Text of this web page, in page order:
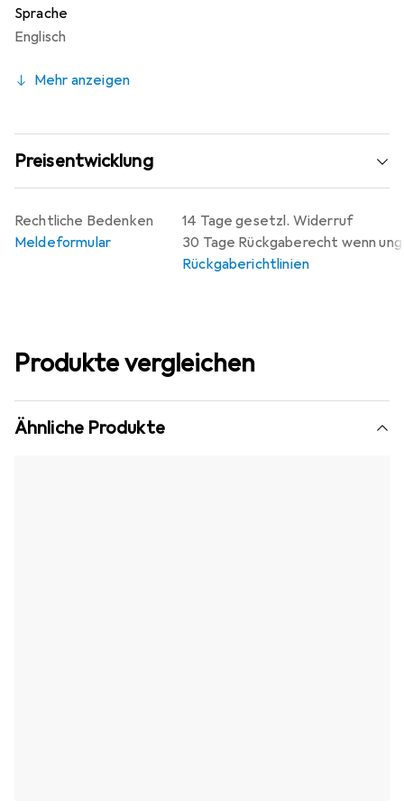
Sprache
Englisch
Mehr anzeigen
Preisentwicklung
14 Tage gesetzl. Widerruf
30 Tage Rückgaberecht wenn
Rückgaberichtlinien
Rechtliche Bedenken
Meldeformular
Produkte vergleichen
Ähnliche Produkte